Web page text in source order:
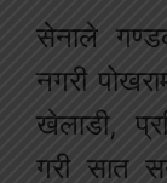
सेनाले
नगरी
खेलाडी,
गरी सात